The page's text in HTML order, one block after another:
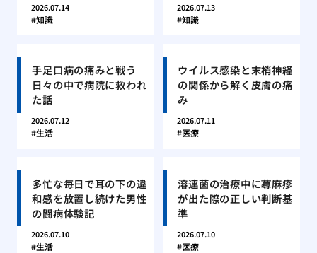
2026.07.14
知識
2026.07.13
知識
手足口病の痛みと戦う
日々の中で病院に救われ
た話
2026.07.12
生活
ウイルス感染と末梢神経
の関係から解く皮膚の痛
み
2026.07.11
医療
多忙な毎日で耳の下の違
和感を放置し続けた男性
の闘病体験記
2026.07.10
生活
溶連菌の治療中に蕁麻疹
が出た際の正しい判断基
準
2026.07.10
医療